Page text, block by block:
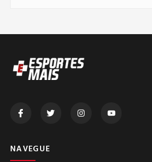
NAVEGUE